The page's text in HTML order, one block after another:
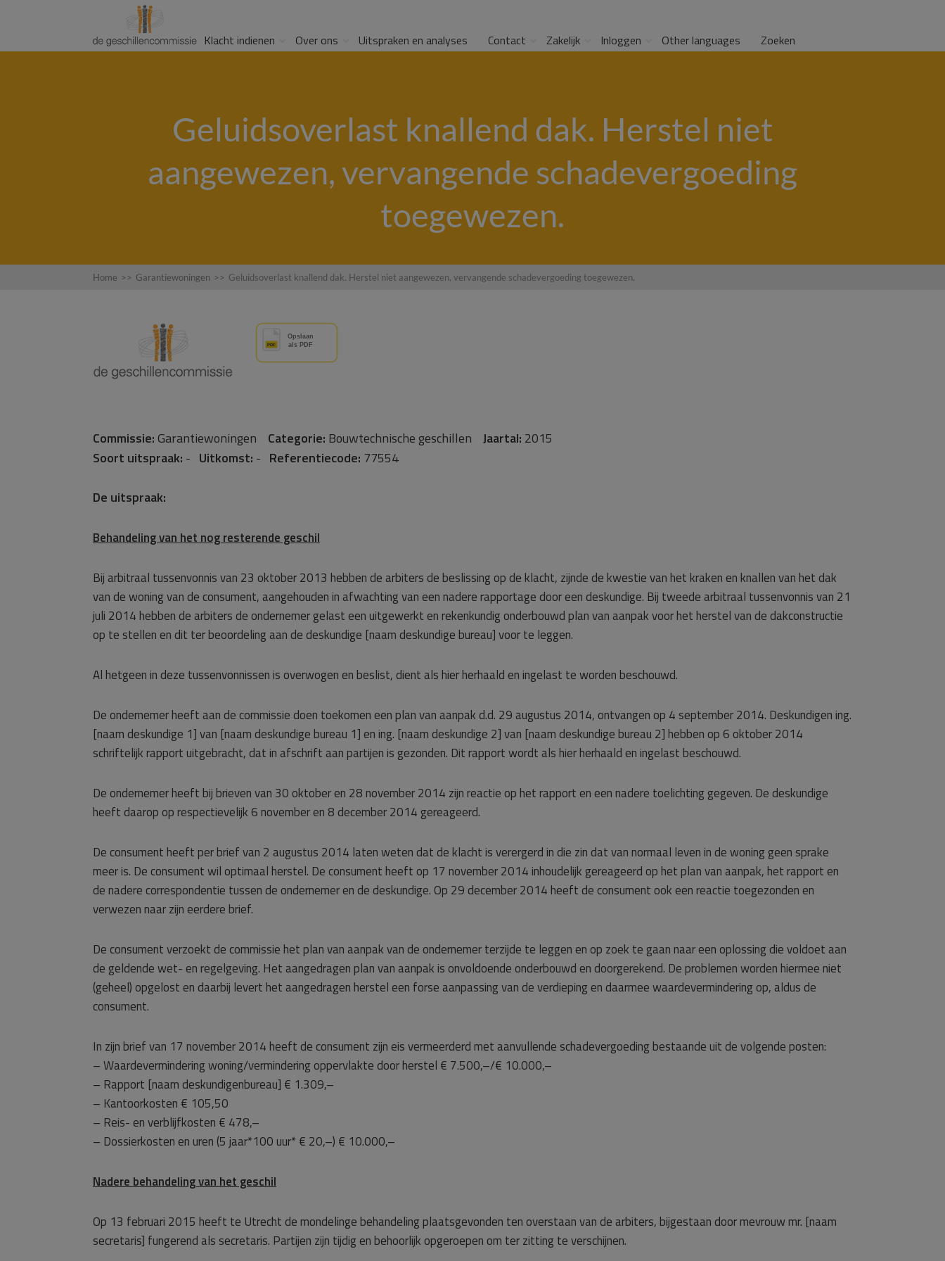
Klacht indienen Over ons Uitspraken en analyses Contact Zakelijk Inloggen Other languages Zoeken
Geluidsoverlast knallend dak. Herstel niet
aangewezen, vervangende schadevergoeding
toegewezen.
Home >> Garantiewoningen >> Geluidsoverlast knallend dak. Herstel niet aangewezen, vervangende schadevergoeding toegewezen.
Commissie:Garantiewoningen Categorie: Bouwtechnische geschillen Jaartal: 2015
Soort uitspraak: - Uitkomst: - Referentiecode: 77554
De uitspraak:
Behandeling van het nog resterende geschil
Bij arbitraal tussenvonnis van 23 oktober 2013 hebben de arbiters de beslissing op de klacht, zijnde de kwestie van het kraken en knallen van het dak
van de woning van de consument, aangehouden in afwachting van een nadere rapportage door een deskundige. Bij tweede arbitraal tussenvonnis van 21
juli 2014 hebben de arbiters de ondernemer gelast een uitgewerkt en rekenkundig onderbouwd plan van aanpak voor het herstel van de dakconstructie
op te stellen en dit ter beoordeling aan de deskundige [naam deskundige bureau] voor te leggen.
Al hetgeen in deze tussenvonnissen is overwogen en beslist, dient als hier herhaald en ingelast te worden beschouwd.
De ondernemer heeft aan de commissie doen toekomen een plan van aanpak d.d. 29 augustus 2014, ontvangen op 4 september 2014. Deskundigen ing.
[naam deskundige 1] van [naam deskundige bureau 1] en ing. [naam deskundige 2] van [naam deskundige bureau 2] hebben op 6 oktober 2014
schriftelijk rapport uitgebracht, dat in afschrift aan partijen is gezonden. Dit rapport wordt als hier herhaald en ingelast beschouwd.
De ondernemer heeft bij brieven van 30 oktober en 28 november 2014 zijn reactie op het rapport en een nadere toelichting gegeven. De deskundige
heeft daarop op respectievelijk 6 november en 8 december 2014 gereageerd.
De consument heeft per brief van 2 augustus 2014 laten weten dat de klacht is verergerd in die zin dat van normaal leven in de woning geen sprake
meer is. De consument wil optimaal herstel. De consument heeft op 17 november 2014 inhoudelijk gereageerd op het plan van aanpak, het rapport en
de nadere correspondentie tussen de ondernemer en de deskundige. Op 29 december 2014 heeft de consument ook een reactie toegezonden en
verwezen naar zijn eerdere brief.
De consument verzoekt de commissie het plan van aanpak van de ondernemer terzijde te leggen en op zoek te gaan naar een oplossing die voldoet aan
de geldende wet- en regelgeving. Het aangedragen plan van aanpak is onvoldoende onderbouwd en doorgerekend. De problemen worden hiermee niet
(geheel) opgelost en daarbij levert het aangedragen herstel een forse aanpassing van de verdieping en daarmee waardevermindering op, aldus de
consument.
In zijn brief van 17 november 2014 heeft de consument zijn eis vermeerderd met aanvullende schadevergoeding bestaande uit de volgende posten:
– Waardevermindering woning/vermindering oppervlakte door herstel € 7.500,–/€ 10.000,–
– Rapport [naam deskundigenbureau] € 1.309,–
– Kantoorkosten € 105,50
– Reis- en verblijfkosten € 478,–
– Dossierkosten en uren (5 jaar*100 uur* € 20,–) € 10.000,–
Nadere behandeling van het geschil
Op 13 februari 2015 heeft te Utrecht de mondelinge behandeling plaatsgevonden ten overstaan van de arbiters, bijgestaan door mevrouw mr. [naam
secretaris] fungerend als secretaris. Partijen zijn tijdig en behoorlijk opgeroepen om ter zitting te verschijnen.